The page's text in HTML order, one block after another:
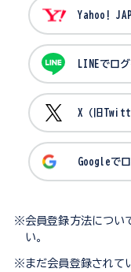
LINEでロ
X（旧
Googleで
※会員登録方法につい
い。
※まだ会員登録されて